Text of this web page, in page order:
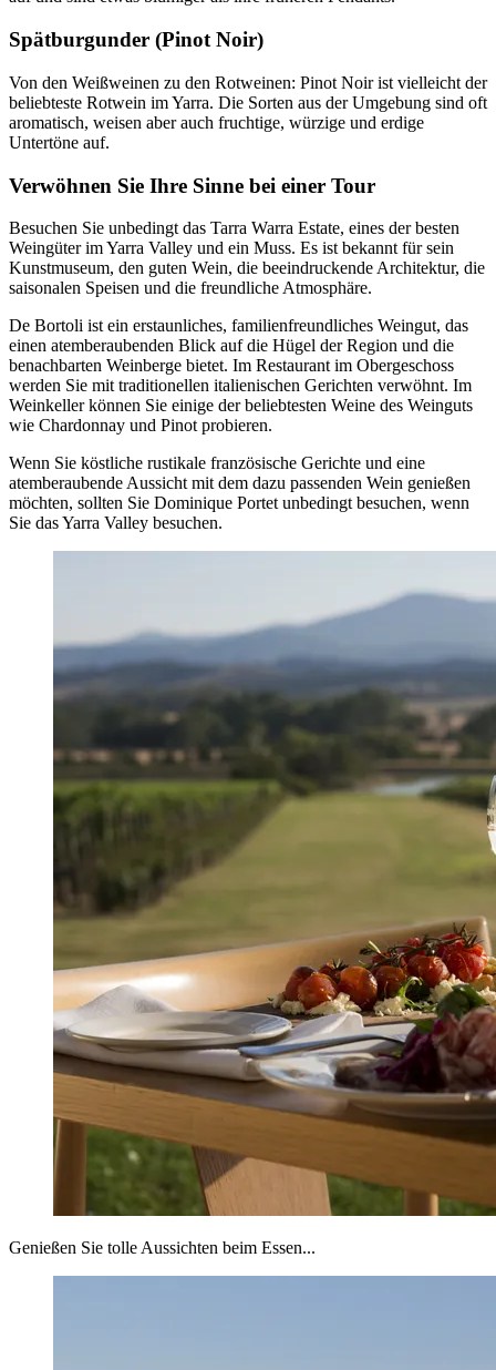
Spätburgunder (Pinot Noir)
Von den Weißweinen zu den Rotweinen: Pinot Noir ist vielleicht der
beliebteste Rotwein im Yarra. Die Sorten aus der Umgebung sind oft
aromatisch, weisen aber auch fruchtige, würzige und erdige
Untertöne auf.
Verwöhnen Sie Ihre Sinne bei einer Tour
Besuchen Sie unbedingt das Tarra Warra Estate, eines der besten
Weingüter im Yarra Valley und ein Muss. Es ist bekannt für sein
Kunstmuseum, den guten Wein, die beeindruckende Architektur, die
saisonalen Speisen und die freundliche Atmosphäre.
De Bortoli ist ein erstaunliches, familienfreundliches Weingut, das
einen atemberaubenden Blick auf die Hügel der Region und die
benachbarten Weinberge bietet. Im Restaurant im Obergeschoss
werden Sie mit traditionellen italienischen Gerichten verwöhnt. Im
Weinkeller können Sie einige der beliebtesten Weine des Weinguts
wie Chardonnay und Pinot probieren.
Wenn Sie köstliche rustikale französische Gerichte und eine
atemberaubende Aussicht mit dem dazu passenden Wein genießen
möchten, sollten Sie Dominique Portet unbedingt besuchen, wenn
Sie das Yarra Valley besuchen.
Genießen Sie tolle Aussichten beim Essen...